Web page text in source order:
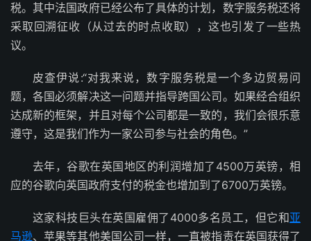
税。其中法国政府已经公布了具体的计划，数字服务税还将
采取回溯征收（从过去的时点收取），这也引发了一些热
议。
皮查伊说:“对我来说，数字服务税是一个多边贸易问
题，各国必须解决这一问题并指导跨国公司。如果经合组织
达成新的框架，并且对每个公司都是一致的，我们会很乐意
遵守，这是我们作为一家公司参与社会的角色。”
去年，谷歌在英国地区的利润增加了4500万英镑，相
应的谷歌向英国政府支付的税金也增加到了6700万英镑。
这家科技巨头在英国雇佣了4000多名员工，但它和亚
马逊、苹果等其他美国公司一样，一直被指责在英国获得了